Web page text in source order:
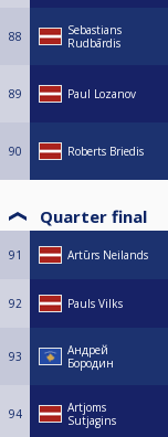
88
Sebastians
Rudbārdis
89 Paul Lozanov
90 Roberts Briedis
Quarter final
91 Artūrs Neilands
92 Pauls Vilks
93
Андрей
Бородин
94
Artjoms
Sutjagins